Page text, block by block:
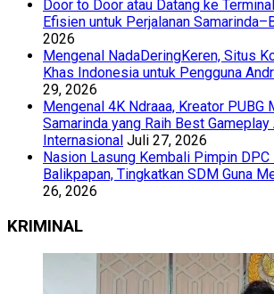
Door to Door atau Datang ke
Efisien untuk Perjalanan
2026
Mengenal NadaDeringKeren, Situs
Khas Indonesia untuk Pengguna
29, 2026
Mengenal 4K Ndraaa, Kreator PUBG
Samarinda yang Raih Best Gameplay
Internasional Juli 27, 2026
Nasion Lasung Kembali Pimpin DPC
Balikpapan, Tingkatkan SDM Guna
26, 2026
KRIMINAL